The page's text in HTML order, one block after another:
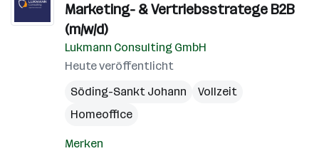
Marketing- & Vertriebsstratege B2B
(m/w/d)
Lukmann Consulting GmbH
Heute veröffentlicht
Söding-Sankt Johann
Vollzeit
Homeoffice
Merken